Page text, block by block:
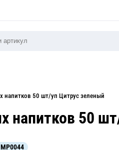
50 шт/уп Цитрус зеленый
50
MP0044